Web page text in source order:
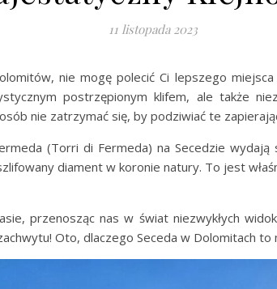
11 listopada 2023
nie mogę polecić Ci lepszego
postrzępionym klifem, ale także
nie zatrzymać się, by podziwiać te
(Torri di Fermeda) na Secedzie
diament w koronie natury. To jest
przenosząc nas w świat niezwykłych
Oto, dlaczego Seceda w Dolomitach